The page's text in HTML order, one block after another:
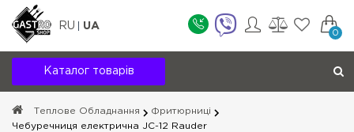
RU UA
0
Каталог товарів
Теплове Обладнання
Фритюрниці
Чебуречниця електрична JC-12 Rauder